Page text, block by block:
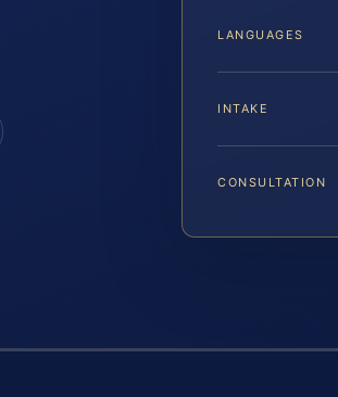
LANGUAGES
INTAKE
CONSULTATION